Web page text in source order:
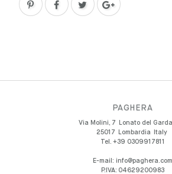
PAGHERA
Via Molini, 7
Lonato del
25017
Lombardia
Italy
Tel. +39 0309917811
E-mail: info@paghera.com
P.IVA: 04629200983